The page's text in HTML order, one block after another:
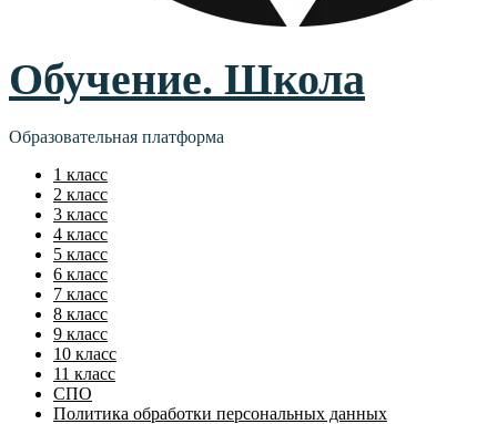
Обучение. Школа
Образовательная платформа
1 класс
2 класс
3 класс
4 класс
5 класс
6 класс
7 класс
8 класс
9 класс
10 класс
11 класс
СПО
Политика обработки персональных данных